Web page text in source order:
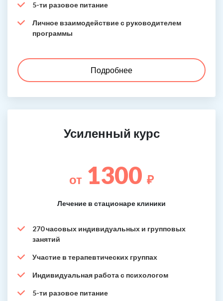
5-ти разовое питание
Личное взаимодействие с руководителем
программы
Подробнее
Усиленный курс
от 1300 ₽
Лечение в стационаре клиники
270 часовых индивидуальных и групповых
занятий
Участие в терапевтических группах
Индивидуальная работа с психологом
5-ти разовое питание